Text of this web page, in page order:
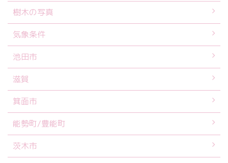
樹木の写真
気象条件
池田市
滋賀
箕面市
能勢町/豊能町
茨木市